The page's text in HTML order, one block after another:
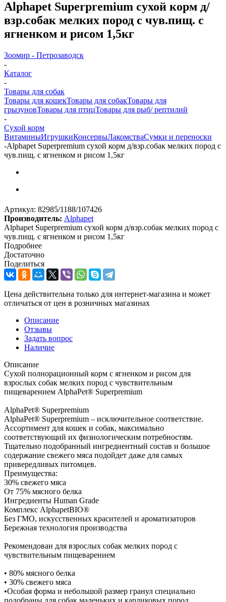
Alphapet Superpremium сухой корм д/
взр.собак мелких пород с чув.пищ. с
ягненком и рисом 1,5кг
Зоомир - Петрозаводск
-
Каталог
-
Товары для собак
Товары для кошекТовары для собакТовары для
грызуновТовары для птицТовары для рыб/ рептилий
-
Cухой корм
ВитаминыИгрушкиКонсервыЛакомстваСумки и переноски
-Alphapet Superpremium сухой корм д/взр.собак мелких пород с
чув.пищ. с ягненком и рисом 1,5кг
Артикул: 82985/1188/107426
Производитель: Alphapet
Alphapet Superpremium сухой корм д/взр.собак мелких пород с
чув.пищ. с ягненком и рисом 1,5кг
Подробнее
Достаточно
Поделиться
Цена действительна только для интернет-магазина и может
отличаться от цен в розничных магазинах
Описание
Отзывы
Задать вопрос
Наличие
Описание
Сухой полнорационный корм с ягненком и рисом для
взрослых собак мелких пород с чувствительным
пищеварением AlphaPet® Superpremium
AlphaPet® Superpremium
AlphaPet® Superpremium – исключительное соответствие.
Ассортимент для кошек и собак, максимально
соответствующий их физиологическим потребностям.
Тщательно подобранный ингредиентный состав и большое
содержание свежего мяса подойдет даже для самых
привередливых питомцев.
Преимущества:
30% свежего мяса
От 75% мясного белка
Ингредиенты Human Grade
Комплекс AlphapetBIO®
Без ГМО, искусственных красителей и ароматизаторов
Бережная технология производства
Рекомендован для взрослых собак мелких пород с
чувствительным пищеварением
• 80% мясного белка
• 30% свежего мяса
•Особая форма и небольшой размер гранул специально
подобраны для собак маленьких и карликовых пород